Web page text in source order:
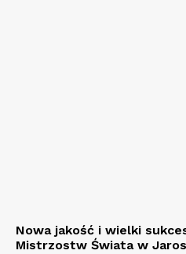
Nowa jakość i wielki
Mistrzostw Świata w